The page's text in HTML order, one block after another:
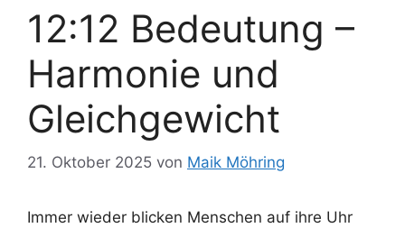
12:12 Bedeutung –
Harmonie und
Gleichgewicht
21. Oktober 2025 von Maik Möhring
Immer wieder blicken Menschen auf ihre Uhr